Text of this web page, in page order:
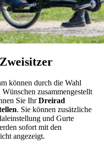
können durch die Wahl
zusammengestellt
Sie IhrDreirad
. Sie können zusätzliche
und Gurte
sofort mit den
angezeigt.